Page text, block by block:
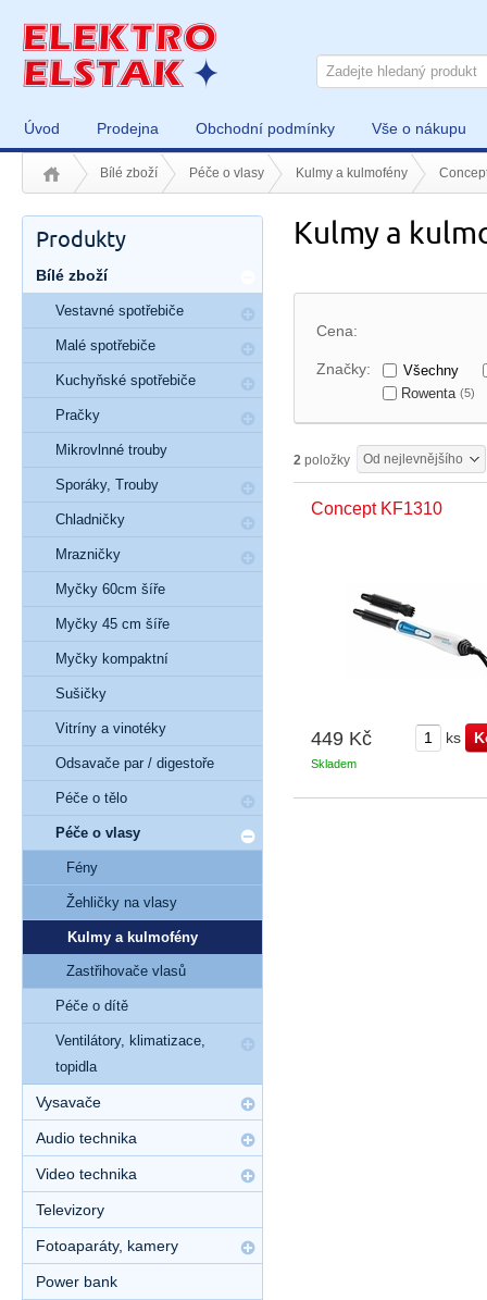
Úvod Prodejna Obchodní podmínky Vše o nákupu
Bílé zboží Péče o vlasy Kulmy a kulmofény
Kulmy a
Cena:
Značky:
Všechny
Rowenta (5)
2 položky Od nejlevnějšího
Concept KF1310
449 Kč ks
Skladem
Produkty
Bílé zboží
Vestavné spotřebiče
Malé spotřebiče
Kuchyňské spotřebiče
Pračky
Mikrovlnné trouby
Sporáky, Trouby
Chladničky
Mrazničky
Myčky 60cm šíře
Myčky 45 cm šíře
Myčky kompaktní
Sušičky
Vitríny a vinotéky
Odsavače par / digestoře
Péče o tělo
Péče o vlasy
Fény
Žehličky na vlasy
Kulmy a kulmofény
Zastřihovače vlasů
Péče o dítě
Ventilátory, klimatizace,
topidla
Vysavače
Audio technika
Video technika
Televizory
Fotoaparáty, kamery
Power bank